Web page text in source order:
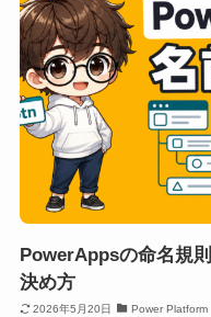
PowerAppsの命名規
決め方
2026年5月20日 Power Platform